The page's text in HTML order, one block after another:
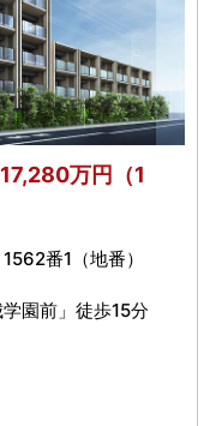
万円（1
番1（地番）
園前」徒歩15分